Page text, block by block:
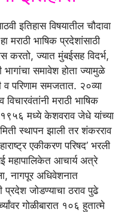
इतिहास विषयातील चौदावा
हा मराठी भाषिक प्रदेशांसाठी
करतो, ज्यात मुंबईसह विदर्भ,
भागांचा समावेश होता ज्यामुळे
व परिणाम समजतात. २०व्या
मराठी भाषिक
मध्ये केशवराव जेधे यांच्या
स्थापन झाली तर शंकरराव
एकीकरण परिषद’ भरली
महापालिकेत आचार्य अत्रे
नागपूर अधिवेशनात
प्रदेश जोडण्याचा ठराव पुढे
गोळीबारात १०६ हुतात्मे